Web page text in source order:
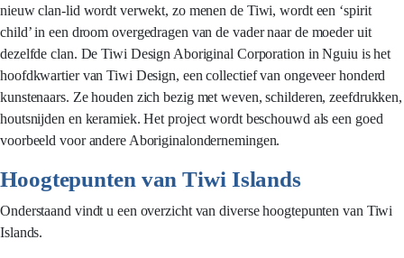
nieuw clan-lid wordt verwekt, zo menen de Tiwi, wordt een ‘spirit
child’ in een droom overgedragen van de vader naar de moeder uit
dezelfde clan. De Tiwi Design Aboriginal Corporation in Nguiu is het
hoofdkwartier van Tiwi Design, een collectief van ongeveer honderd
kunstenaars. Ze houden zich bezig met weven, schilderen, zeefdrukken,
houtsnijden en keramiek. Het project wordt beschouwd als een goed
voorbeeld voor andere Aboriginalondernemingen.
Hoogtepunten van Tiwi Islands
Onderstaand vindt u een overzicht van diverse hoogtepunten van Tiwi
Islands.